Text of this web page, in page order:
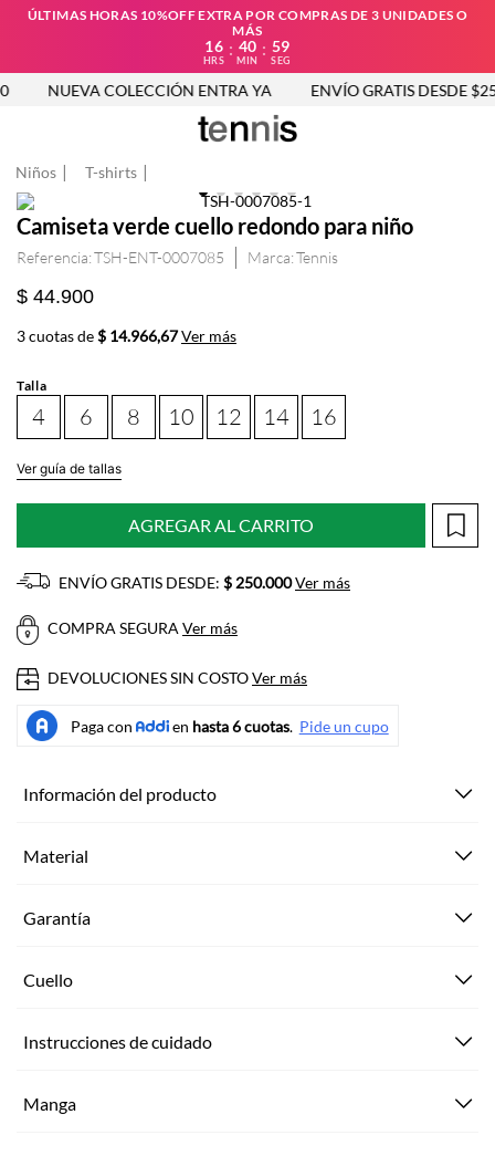
ÚLTIMAS HORAS 10%OFF EXTRA POR COMPRAS DE 3 UNIDADES O
MÁS
16
HRS
: 40
MIN
: 59
SEG
NUEVA COLECCIÓN ENTRA YA ENVÍO GRATIS DESDE
Niños T-shirts
Camiseta verde cuello redondo para niño
Referencia:TSH-ENT-0007085 Tennis
$ 44.900
3 cuotas de$ 14.966,67Ver más
Talla
4 6 8 10 12 14 16
Ver guía de tallas
AGREGAR AL CARRITO
ENVÍO GRATIS DESDE: $ 250.000Ver más
COMPRA SEGURA Ver más
DEVOLUCIONES SIN COSTOVer más
Información del producto
Material
Garantía
Cuello
Instrucciones de cuidado
Manga